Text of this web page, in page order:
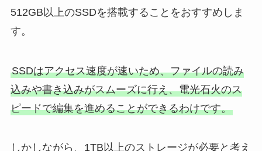
512GB以上のSSDを搭載することをおすすめしま
す。
SSDはアクセス速度が速いため、ファイルの読み
込みや書き込みがスムーズに行え、電光石火のス
ピードで編集を進めることができるわけです。
しかしながら、1TB以上のストレージが必要と考え